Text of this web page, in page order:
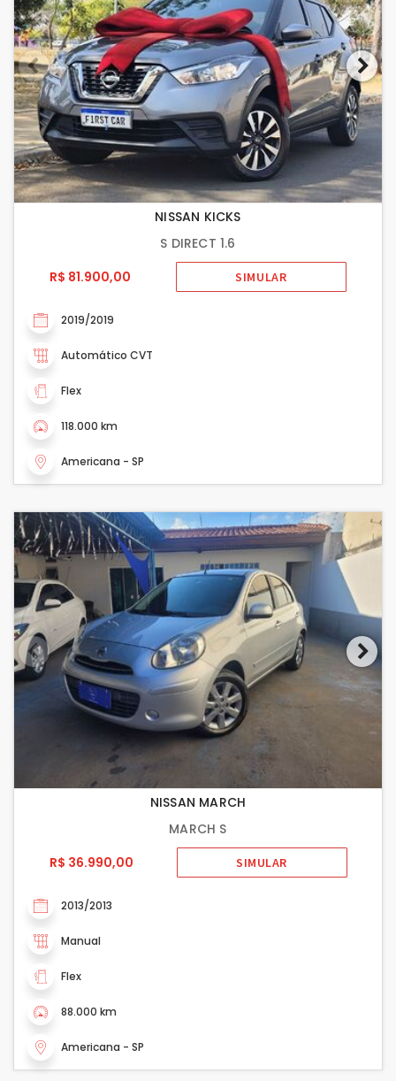
NISSAN KICKS
S DIRECT 1.6
R$ 81.900,00
SIMULAR
2019/2019
Automático CVT
Flex
118.000 km
Americana - SP
NISSAN MARCH
MARCH S
R$ 36.990,00
SIMULAR
2013/2013
Manual
Flex
88.000 km
Americana - SP